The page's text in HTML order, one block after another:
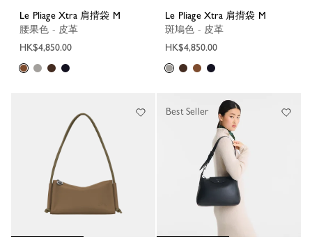
Le Pliage Xtra 肩揹袋 M
腰果色 - 皮革
HK$4,850.00
Le Pliage Xtra 肩揹袋 M
斑鳩色 - 皮革
HK$4,850.00
Best Seller